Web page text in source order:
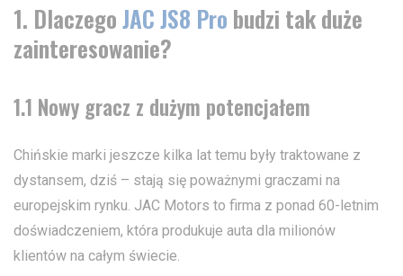
1. DlaczegoJAC JS8 Pro budzi tak duże
zainteresowanie?
1.1 Nowy gracz z dużym potencjałem
Chińskie marki jeszcze kilka lat temu były traktowane z
dystansem, dziś – stają się poważnymi graczami na
europejskim rynku. JAC Motors to firma z ponad 60-letnim
doświadczeniem, która produkuje auta dla milionów
klientów na całym świecie.